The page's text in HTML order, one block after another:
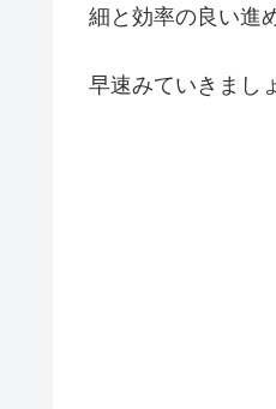
細と効率の良い進
早速みていきまし